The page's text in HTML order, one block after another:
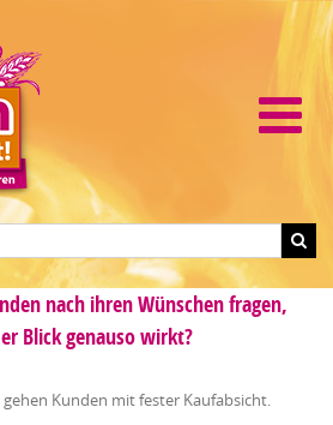
nach ihren Wünschen fragen,
Blick genauso wirkt?
gehen Kunden mit fester Kaufabsicht.